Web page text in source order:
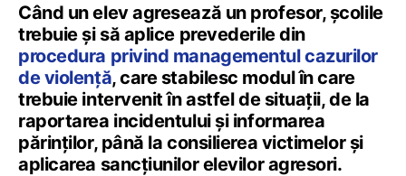
Când un elev agresează un profesor, școlile
trebuie și să aplice prevederile din
procedura privind managementul cazurilor
de violență, care stabilesc modul în care
trebuie intervenit în astfel de situații, de la
raportarea incidentului și informarea
părinților, până la consilierea victimelor și
aplicarea sancțiunilor elevilor agresori.